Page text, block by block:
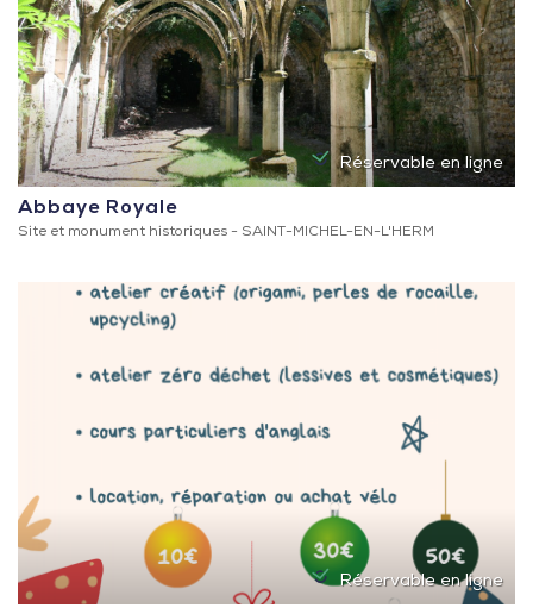
Réservable en ligne
Abbaye Royale
Site et monument historiques - SAINT-MICHEL-EN-L'HERM
Réservable en ligne